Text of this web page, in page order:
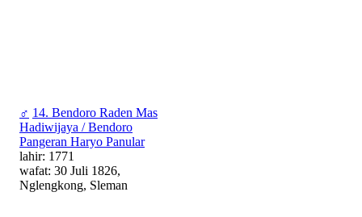
♂ 14. Bendoro Raden Mas
Hadiwijaya / Bendoro
Pangeran Haryo Panular
lahir: 1771
wafat: 30 Juli 1826,
Nglengkong, Sleman